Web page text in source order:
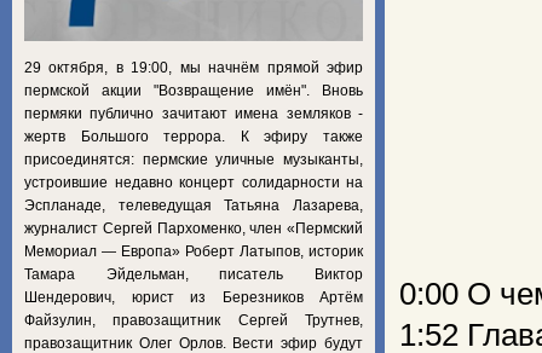
0:00 О
1:52
29 октября, в 19:00, мы начнём прямой эфир
пермской акции "Возвращение имён". Вновь
пермяки публично зачитают имена земляков -
жертв Большого террора. К эфиру также
присоединятся: пермские уличные музыканты,
устроившие недавно концерт солидарности на
Эспланаде, телеведущая Татьяна Лазарева,
журналист Сергей Пархоменко, член «Пермский
Мемориал — Европа» Роберт Латыпов, историк
Тамара Эйдельман, писатель Виктор
Шендерович, юрист из Березников Артём
Файзулин, правозащитник Сергей Трутнев,
правозащитник Олег Орлов. Вести эфир будут